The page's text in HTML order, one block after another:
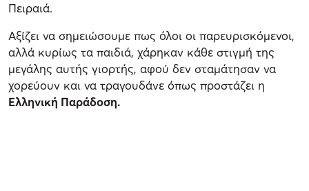
Πειραιά.
Αξίζει να σημειώσουμε πως όλοι οι παρευρισκόμενοι,
αλλά κυρίως τα παιδιά, χάρηκαν κάθε στιγμή της
μεγάλης αυτής γιορτής, αφού δεν σταμάτησαν να
χορεύουν και να τραγουδάνε όπως προστάζει η
Ελληνική Παράδοση.